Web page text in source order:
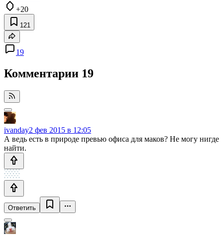
+20
121
19
Комментарии 19
ivanday2 фев 2015 в 12:05
А ведь есть в природе превью офиса для маков? Не могу нигде
найти.
Ответить